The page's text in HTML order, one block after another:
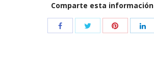
Comparte esta información